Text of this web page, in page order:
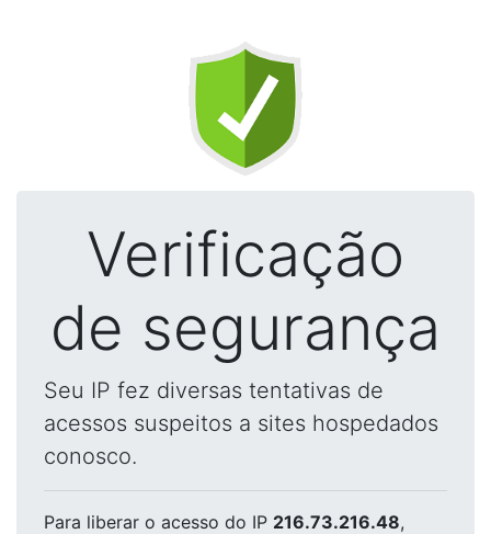
Verificação
de segurança
Seu IP fez diversas tentativas de
acessos suspeitos a sites hospedados
conosco.
Para liberar o acesso do IP 216.73.216.48,